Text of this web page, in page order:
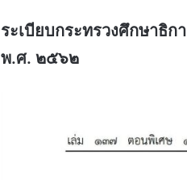
ระเบียบกระทรวงศึกษาธิ
พ.ศ. ๒๕๖๒